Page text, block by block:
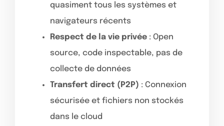
quasiment tous les systèmes et
navigateurs récents
Respect de la vie privée : Open
source, code inspectable, pas de
collecte de données
Transfert direct (P2P) : Connexion
sécurisée et fichiers non stockés
dans le cloud